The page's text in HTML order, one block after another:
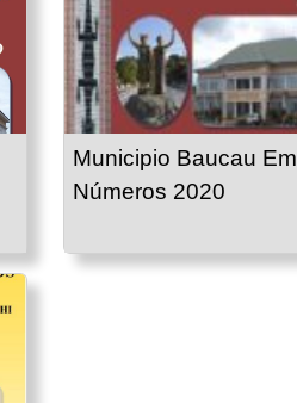
Municipio Baucau Em
Números 2020